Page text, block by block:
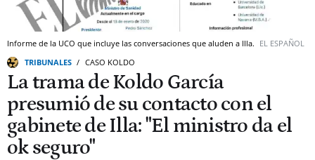
Informe de la UCO que incluye las conversaciones que aluden a Illa. EL ESPAÑOL
TRIBUNALES
CASO KOLDO
La trama de Koldo García
presumió de su contacto con el
gabinete de Illa: "El ministro da el
ok seguro"